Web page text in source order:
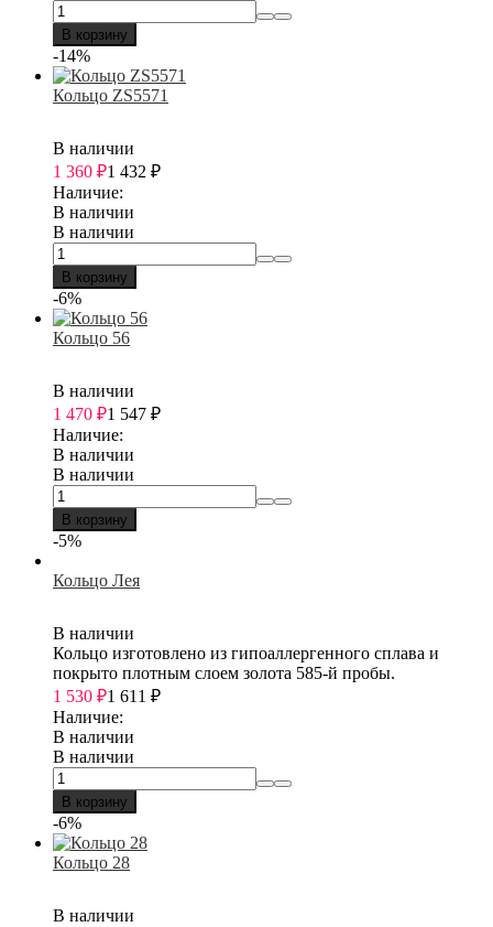
В корзину
-14%
Кольцо ZS5571
В наличии
1 360 ₽1 432 ₽
Наличие:
В наличии
В наличии
В корзину
-6%
Кольцо 56
В наличии
1 470 ₽1 547 ₽
Наличие:
В наличии
В наличии
В корзину
-5%
Кольцо Лея
В наличии
Кольцо изготовлено из гипоаллергенного сплава и
покрыто плотным слоем золота 585-й пробы.
1 530 ₽1 611 ₽
Наличие:
В наличии
В наличии
В корзину
-6%
Кольцо 28
В наличии